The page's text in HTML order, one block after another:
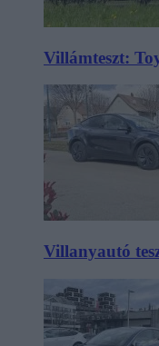
Villámteszt:
Villanyautó